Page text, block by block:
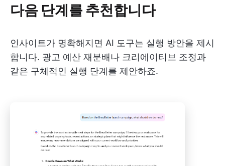
다음 단계를 추천합니다
인사이트가 명확해지면 AI 도구는 실행 방안을 제시
합니다. 광고 예산 재분배나 크리에이티브 조정과
같은 구체적인 실행 단계를 제안하죠.